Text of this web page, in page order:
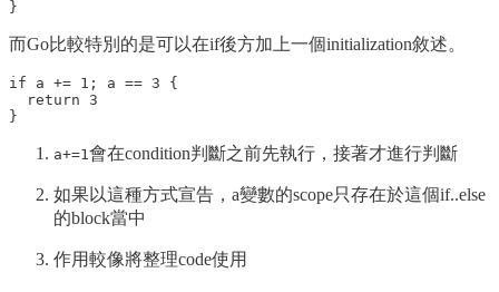
而Go比較特別的是可以在if後方加上一個initialization敘述。
if a += 1; a == 3 {
  return 3
a+=1 會在condition判斷之前先執行，接著才進行判斷
如果以這種方式宣告，a變數的scope只存在於這個if..else
的block當中
作用較像將整理code使用